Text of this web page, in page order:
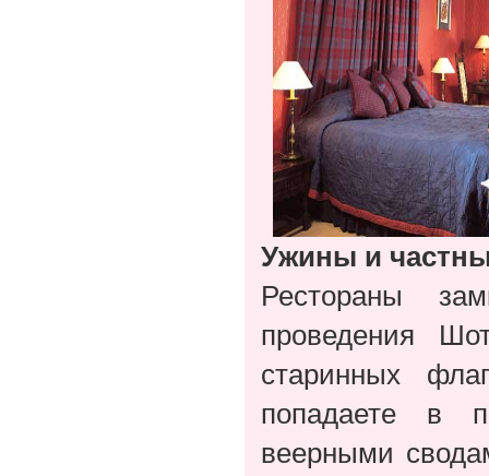
Ужины и
Рестораны
проведения
старинных
попадаете в
веерными